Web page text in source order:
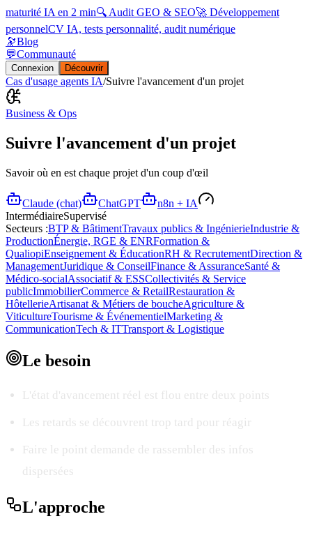
maturité IA en 2 min🔍 Audit GEO & SEO🚀 Développement
personnelCV IA, tests personnalité, audit numérique
🔭Blog
💬Communauté
Connexion Découvrir
Cas d'usage agents IA/Suivre l'avancement d'un projet
Business & Ops
Suivre l'avancement d'un projet
Savoir où en est chaque projet d'un coup d'œil
Claude (chat) ChatGPT
n8n + IA
IntermédiaireSupervisé
Secteurs :BTP & BâtimentTravaux publics & IngénierieIndustrie &
ProductionÉnergie, RGE & ENRFormation &
QualiopiEnseignement & ÉducationRH & RecrutementDirection &
ManagementJuridique & ConseilFinance & AssuranceSanté &
Médico-socialAssociatif & ESSCollectivités & Service
publicImmobilierCommerce & RetailRestauration &
HôtellerieArtisanat & Métiers de boucheAgriculture &
ViticultureTourisme & ÉvénementielMarketing &
CommunicationTech & ITTransport & Logistique
Le besoin
L'état d'avancement réel est flou entre deux points
Les retards se découvrent trop tard pour réagir
Faire le point demande de rassembler des infos
dispersées
L'approche